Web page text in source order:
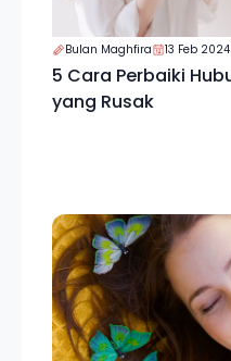
Bulan Maghfira 13 Feb 2024
5 Cara Perbaiki
yang Rusak